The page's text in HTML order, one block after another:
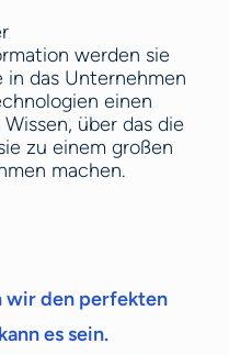
werden sie
in das Unternehmen
einen
über das die
zu einem großen
machen.
wir den perfekten
es sein.